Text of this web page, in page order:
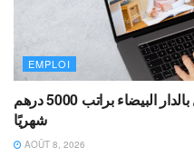
EMPLOI
أنابيك: تشغيل مربية أطفال للعمل بالدار البيضاء براتب 5000 درهم
شهريًا
AOÛT 8, 2026